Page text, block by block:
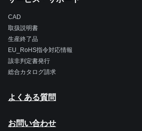
CAD
取扱説明書
生産終了品
EU_RoHS指令対応情報
該非判定書発行
総合カタログ請求
よくある質問
お問い合わせ